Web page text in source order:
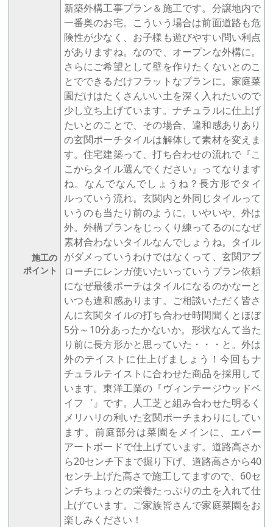
施工の
ポイント
新築外構工事プラン＆施工です。分譲地内で
一番奥のお宅。こういう場合は前面道路も危
険性が少なく、お子様も遊びやすい問い利点
がありますね。なので、オープンな外構に。
さらにご希望として壁を作りたくないとのこ
とでできるだけフラットなプランに。家庭菜
園だけはたくさんいい土を深く入れたいので
少し立ち上げています。ナチュラルに仕上げ
たいとのことで、その場合、違和感ありあり
の玄関ポーチタイルは解体して素材を変えま
す。住宅建築って、打ち合わせの流れで『こ
こからタイル選んでください』ってなります
ね。なんでなんでしょうね？長方形でタイ
ルっていう流れ。玄関内と外同じタイルって
いうのも当たり前のように。いやいや、外は
外。外構プランをじっくり練ってるのになぜ
素材合わないタイルなんでしょうね。タイル
がダメっていうわけではなくって、玄関アプ
ローチにレンガ使いたいっていうプラン依頼
になぜ最後ポーチはタイルになるのかなーと
いつも違和感あります。ご相談いただく皆さ
んに玄関タイルの打ち合わせ時間聞くとほぼ
5分～10分あったかないか。形状なんて当た
り前に長方形かと思っていた・・・と。外は
外のテイストに仕上げましょう！今回もナ
チュラルテイストに合わせた商品を採用して
います。東洋工業の『ヴィンテージウッドペ
イフ゛』です。人工芝と組み合わせた明るく
メリハリの利いた玄関ポーチまわりにしてい
ます。前庭部分は菜園をメインに、エバー
アートボードで仕上げています。道路高さか
ら20センチ下まで掘り下げ、道路高さから40
センチ上げた高さで施工してますので、60セ
ンチちょっとの栄養たっぷりの土を入れて仕
上げています。ご家族皆さんで家庭菜園をお
楽しみください！